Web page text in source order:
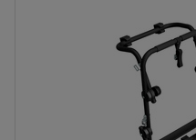
universelles Montagesystem